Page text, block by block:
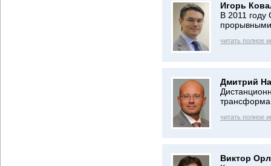
Игорь
В 2011 году
читать полное
Дмитрий
читать полное
Виктор